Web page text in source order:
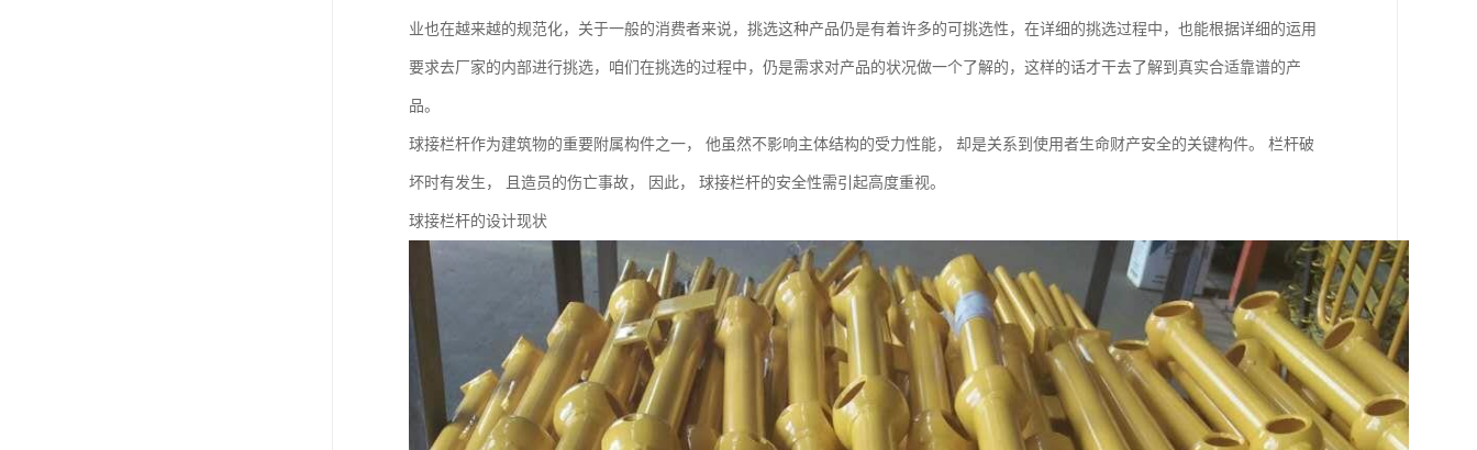
业也在越来越的规范化，关于一般的消费者来说，挑选这种产品仍是有着许多的可挑选性，在详细的挑选过程中，也能根据详细的运用
要求去厂家的内部进行挑选，咱们在挑选的过程中，仍是需求对产品的状况做一个了解的，这样的话才干去了解到真实合适靠谱的产
品。
球接栏杆作为建筑物的重要附属构件之一， 他虽然不影响主体结构的受力性能， 却是关系到使用者生命财产安全的关键构件。 栏杆破
坏时有发生， 且造员的伤亡事故， 因此， 球接栏杆的安全性需引起高度重视。
球接栏杆的设计现状